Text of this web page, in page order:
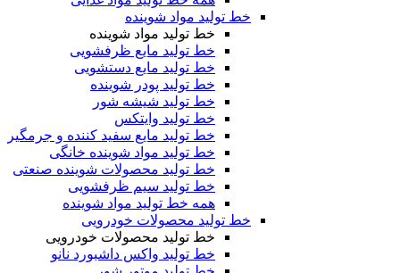
خط تولید مواد شوینده
خط تولید مواد شوینده
خط تولید مایع ظرفشویی
خط تولید مایع دستشویی
خط تولید پودر شوینده
خط تولید شیشه شور
خط تولید وایتکس
خط تولید مایع سفید کننده و جرمگیر
خط تولید مواد شوینده خانگی
خط تولید محصولات شوینده صنعتی
خط تولید سیم ظرفشویی
همه خط تولید مواد شوینده
خط تولید محصولات خودرویی
خط تولید محصولات خودرویی
خط تولید واکس داشبورد نانو